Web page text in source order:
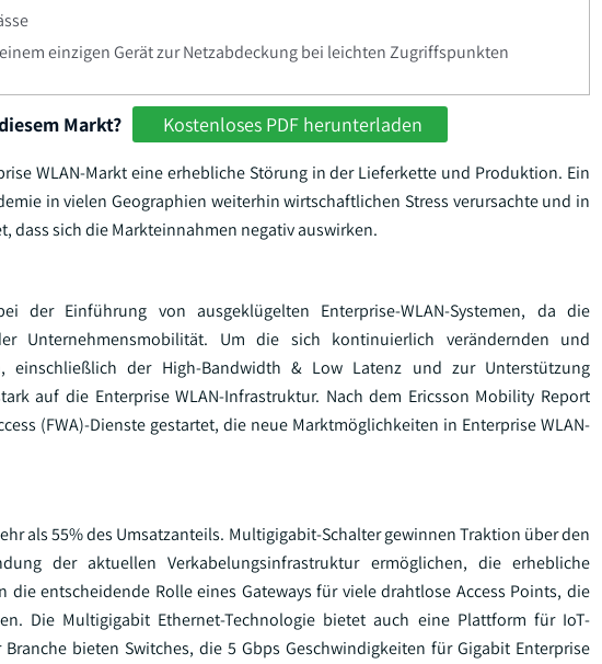
einzigen Gerät zur Netzabdeckung bei leichten Zugriffspunkten
Markt? Kostenloses PDF herunterladen
WLAN-Markt eine erhebliche Störung in der Lieferkette und Produktion. Ein
in vielen Geographien weiterhin wirtschaftlichen Stress verursachte und in
dass sich die Markteinnahmen negativ auswirken.
der Einführung von ausgeklügelten Enterprise-WLAN-Systemen, da die
Unternehmensmobilität. Um die sich kontinuierlich verändernden und
einschließlich der High-Bandwidth & Low Latenz und zur Unterstützung
auf die Enterprise WLAN-Infrastruktur. Nach dem Ericsson Mobility Report
(FWA)-Dienste gestartet, die neue Marktmöglichkeiten in Enterprise WLAN-
als 55% des Umsatzanteils. Multigigabit-Schalter gewinnen Traktion über den
der aktuellen Verkabelungsinfrastruktur ermöglichen, die erhebliche
entscheidende Rolle eines Gateways für viele drahtlose Access Points, die
Die Multigigabit Ethernet-Technologie bietet auch eine Plattform für IoT-
bieten Switches, die 5 Gbps Geschwindigkeiten für Gigabit Enterprise